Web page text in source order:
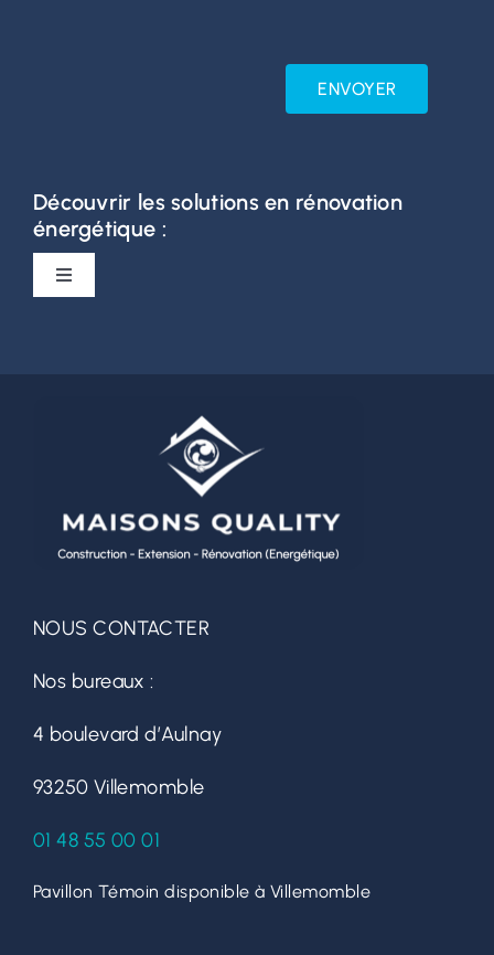
ENVOYER
Découvrir les solutions en rénovation
énergétique :
Toggle
Portes d’entrées
Portes de garage
NOUS CONTACTER
Nos bureaux :
4 boulevard d’Aulnay
93250 Villemomble
01 48 55 00 01
Pavillon Témoin disponible à Villemomble